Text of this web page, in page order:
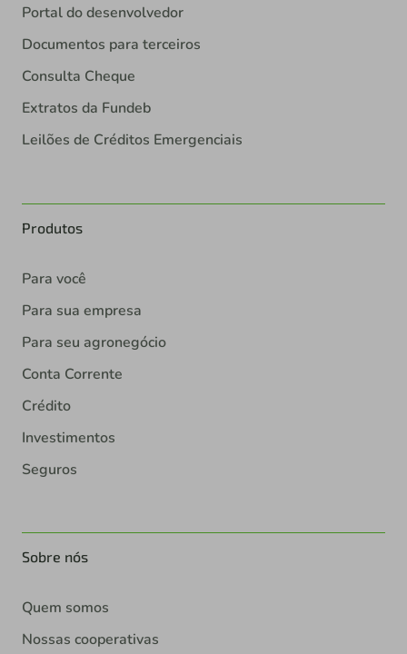
Portal do desenvolvedor
Documentos para terceiros
Consulta Cheque
Extratos da Fundeb
Leilões de Créditos Emergenciais
Produtos
Para você
Para sua empresa
Para seu agronegócio
Conta Corrente
Crédito
Investimentos
Seguros
Sobre nós
Quem somos
Nossas cooperativas